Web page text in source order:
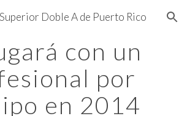
Skip to navigation
Doble A de Puerto Rico
con un
por
en 2014